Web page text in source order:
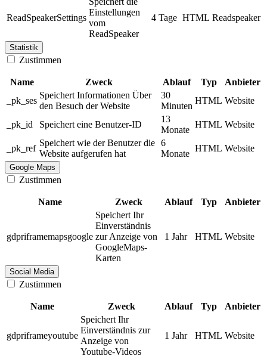
ReadSpeakerSettings
Einstellungen
vom
ReadSpeaker
4 Tage HTML Readspeaker
Statistik
Zustimmen
Name Zweck Ablauf Typ
Anbieter
_pk_ses
Speichert Informationen Über
den Besuch der Website
30
Minuten
HTML Website
_pk_id Speichert eine Benutzer-ID
13
Monate
HTML Website
_pk_ref
Speichert wie der Benutzer die
Website aufgerufen hat
6
Monate
HTML Website
Google Maps
Zustimmen
Name Zweck Ablauf Typ Anbieter
gdpriframemapsgoogle
Speichert Ihr
Einverständnis
zur Anzeige von
GoogleMaps-
Karten
1 Jahr HTML Website
Social Media
Zustimmen
Name Zweck Ablauf Typ Anbieter
gdpriframeyoutube
Speichert Ihr
Einverständnis zur
Anzeige von
Youtube-Videos
1 Jahr HTML Website